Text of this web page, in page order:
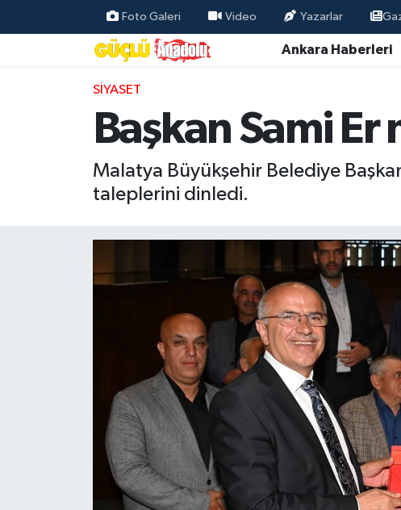
Foto Galeri Video Yazarlar
Ankara Haberleri
SIYASET
Başkan Sami
Malatya Büyükşehir Belediye
taleplerini dinledi.
Özel Haber
Resmi İlanlar
Ekonomi
Burç Yorumları